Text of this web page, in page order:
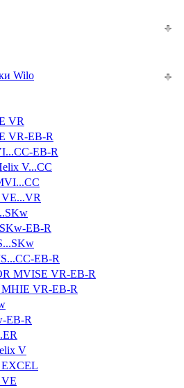
Wilo
VR
VR-EB-R
EB-R
V...CC
EB-R
EB-R
MVISE VR-EB-R
VR-EB-R
EB-R
V
EXCEL
VE